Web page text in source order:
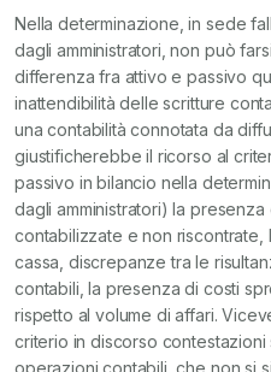
Nella determinazione, in sede
dagli amministratori, non può
differenza fra attivo e passivo
inattendibilità delle scritture
una contabilità connotata da
giustificherebbe il ricorso al
passivo in bilancio nella
dagli amministratori) la presenza
contabilizzate e non riscontrate,
cassa, discrepanze tra le
contabili, la presenza di costi
rispetto al volume di affari.
criterio in discorso